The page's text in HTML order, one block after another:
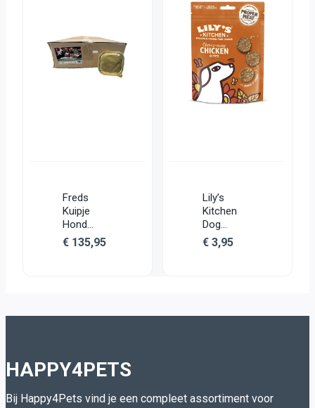
Freds
Kuipje
Hond
Kennelpac
k Rund /
€ 135,95
Lily’s
Kitchen
Dog
Chomp-
Away
€ 3,95
HAPPY4PETS
Bij Happy4Pets vind je een compleet assortiment voor